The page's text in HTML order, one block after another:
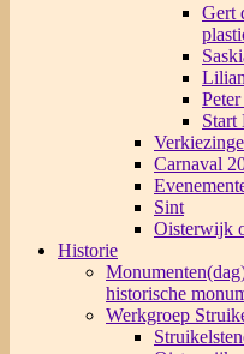
Gert
Start
Carnaval
Sint
Oisterwijk
Historie
historische
Werkgroep